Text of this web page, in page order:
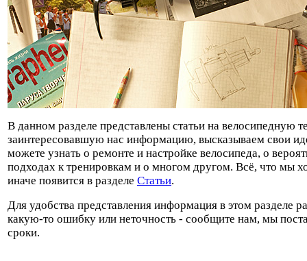
В данном разделе представлены статьи на велосипедную
заинтересовавшую нас информацию, высказываем свои
можете узнать о ремонте и настройке велосипеда, о
подходах к тренировкам и о многом другом. Всё, что мы
иначе появится в разделе Статьи.
Для удобства представления информация в этом разделе
какую-то ошибку или неточность - сообщите нам, мы
сроки.